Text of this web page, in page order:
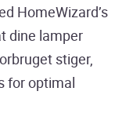
HomeWizard’s
dine lamper
stiger,
for optimal